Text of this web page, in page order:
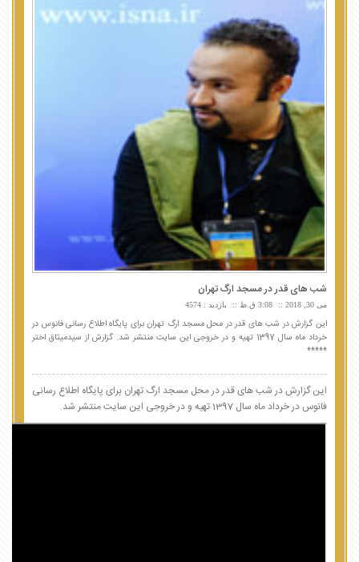
شب های قدر در مسجد ارگ تهران
می 30, 2018 3:08 ق.ظ بازدید : 4574
این گزارش در شب های قدر در محل مسجد ارگ تهران برای پایگاه اطلاع رسانی فانوس در
خرداد ماه سال 1397 تهیه و در خروجی این سایت منتشر شد. گزارش از سیدمیثاق اختر
*****
این گزارش در شب های قدر در محل مسجد ارگ تهران برای پایگاه اطلاع رسانی
فانوس در خرداد ماه سال 1397 تهیه و در خروجی این سایت منتشر شد.